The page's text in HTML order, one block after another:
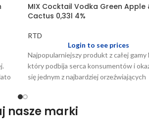
MIX Cocktail Vodka Green Apple
Cactus 0,33l 4%
RTD
Login to see prices
Najpopularniejszy produkt z całej gamy
który podbija serca konsumentów i
się jednym z najbardziej orzeźwiających
kuszącym aromatem, wydaje się być
nasze marki